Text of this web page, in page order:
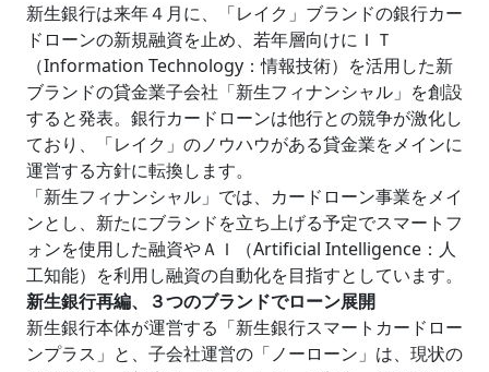
新生銀行は来年４月に、「レイク」ブランドの銀行カー
ドローンの新規融資を止め、若年層向けにＩＴ
（Information Technology：情報技術）を活用した新
ブランドの貸金業子会社「新生フィナンシャル」を創設
すると発表。銀行カードローンは他行との競争が激化し
ており、「レイク」のノウハウがある貸金業をメインに
運営する方針に転換します。
「新生フィナンシャル」では、カードローン事業をメイ
ンとし、新たにブランドを立ち上げる予定でスマートフ
ォンを使用した融資やＡＩ（Artificial Intelligence：人
工知能）を利用し融資の自動化を目指すとしています。
新生銀行再編、３つのブランドでローン展開
新生銀行本体が運営する「新生銀行スマートカードロー
ンプラス」と、子会社運営の「ノーローン」は、現状の